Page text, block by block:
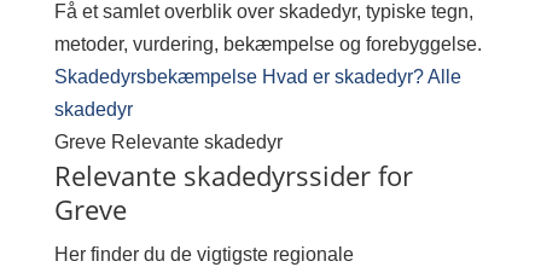
Få et samlet overblik over skadedyr, typiske tegn,
metoder, vurdering, bekæmpelse og forebyggelse.
Skadedyrsbekæmpelse Hvad er skadedyr?Alle
skadedyr
Greve Relevante skadedyr
Relevante skadedyrssider for
Greve
Her finder du de vigtigste regionale